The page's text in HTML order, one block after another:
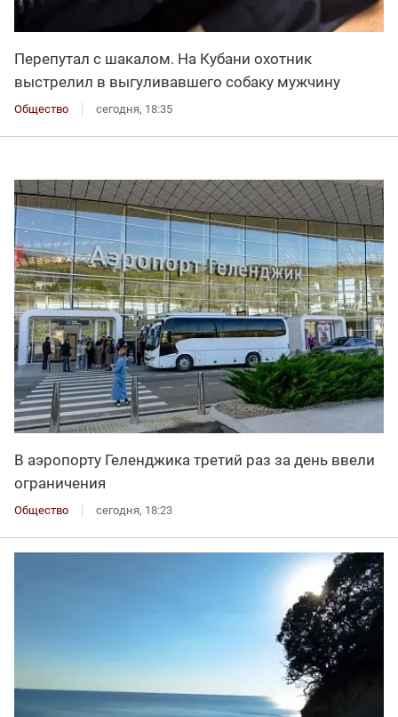
Перепутал с шакалом. На Кубани охотник
выстрелил в выгуливавшего собаку мужчину
Общество сегодня, 18:35
В аэропорту Геленджика третий раз за день ввели
ограничения
Общество сегодня, 18:23